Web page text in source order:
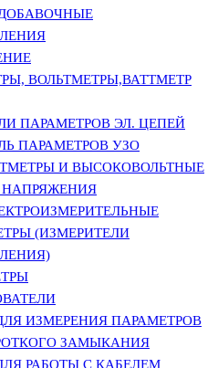
ВОЛЬТМЕТРЫ,ВАТТМЕТР
ПАРАМЕТРОВ ЭЛ. ЦЕПЕЙ
ПАРАМЕТРОВ УЗО
И ВЫСОКОВОЛЬТНЫЕ
НАПРЯЖЕНИЯ
(ИЗМЕРИТЕЛИ
ИЗМЕРЕНИЯ ПАРАМЕТРОВ
ЗАМЫКАНИЯ
РАБОТЫ С КАБЕЛЕМ